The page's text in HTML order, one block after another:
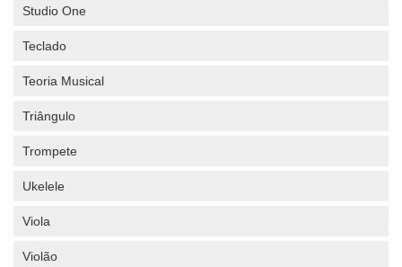
Studio One
Teclado
Teoria Musical
Triângulo
Trompete
Ukelele
Viola
Violão